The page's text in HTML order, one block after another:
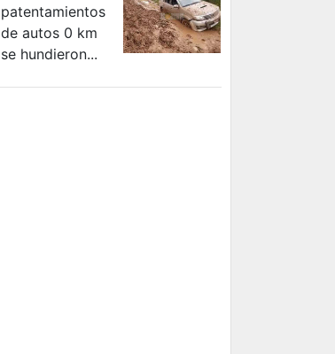
patentamientos
de autos 0 km
se hundieron...